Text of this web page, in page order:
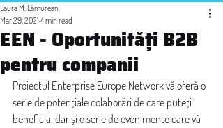
EEN - Oportunități B2B
pentru companii
Laura M. Lămurean
Mar 29, 2021 4 min read
Proiectul Enterprise Europe Network vă oferă o
serie de potențiale colaborări de care puteți
beneficia, dar și o serie de evenimente care vă